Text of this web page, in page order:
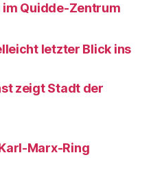
Quidde-Zentrum
letzter Blick ins
zeigt Stadt der
Marx-Ring